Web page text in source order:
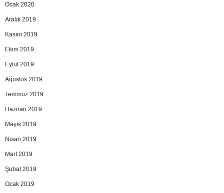
Ocak 2020
Aralık 2019
Kasım 2019
Ekim 2019
Eylül 2019
Ağustos 2019
Temmuz 2019
Haziran 2019
Mayıs 2019
Nisan 2019
Mart 2019
Şubat 2019
Ocak 2019